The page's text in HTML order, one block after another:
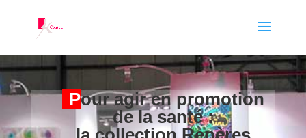
Pour agir en promotion
de la santé :